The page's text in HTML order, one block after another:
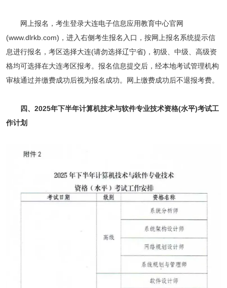
网上报名，考生登录大连电子信息应用教育中心官网
(www.dlrkb.com)，进入右侧考生报名入口，按网上报名系统提示信
息进行报名，考区选择大连(请勿选择辽宁省)，初级、中级、高级资
格均可选择在大连考区报考。报名信息提交后，经本地考试管理机构
审核通过并缴费成功后视为报名成功。网上缴费成功后不退报考费。
四、2025年下半年计算机技术与软件专业技术资格(水平)考试工
作计划